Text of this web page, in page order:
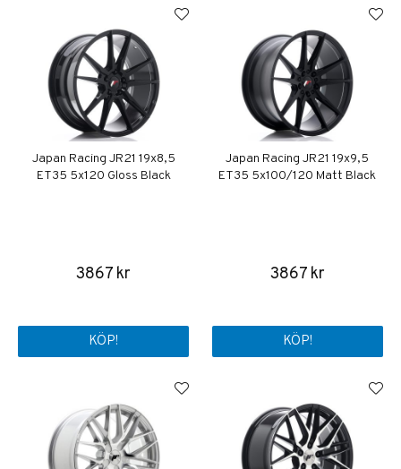
Japan Racing JR21 19x8,5
ET35 5x120 Gloss Black
3867 kr
KÖP!
Japan Racing JR21 19x9,5
ET35 5x100/120 Matt Black
3867 kr
KÖP!